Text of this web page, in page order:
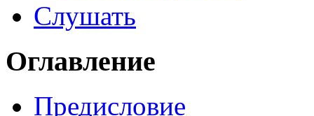
Слушать
Оглавление
Предисловие